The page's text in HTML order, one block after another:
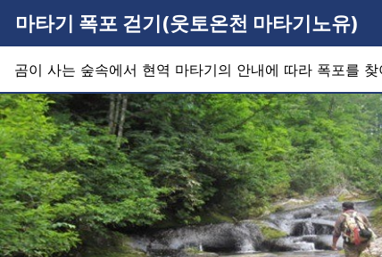
마타기 폭포 걷기(웃토온천 마타기노유)
곰이 사는 숲속에서 현역 마타기의 안내에 따라 폭포를